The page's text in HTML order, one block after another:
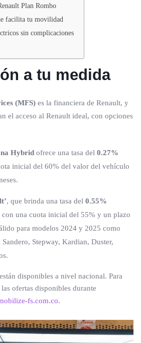
Plan Rombo
facilita tu movilidad
sin complicaciones
a tu medida
(MFS) es la financiera de Renault, y
el acceso al Renault ideal, con opciones
Hybrid ofrece una tasa del 0.27%
inicial del 60% del valor del vehículo
, que brinda una tasa del 0.55%
con una cuota inicial del 55% y un plazo
para modelos 2024 y 2025 como
Stepway, Kardian, Duster,
disponibles a nivel nacional. Para
ofertas disponibles durante
fs.com.co.